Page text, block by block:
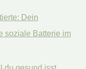
Dein
soziale Batterie im